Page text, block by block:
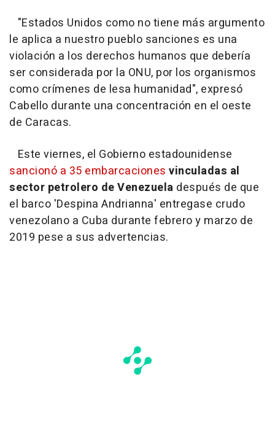
"Estados Unidos como no tiene más argumento
le aplica a nuestro pueblo sanciones es una
violación a los derechos humanos que debería
ser considerada por la ONU, por los organismos
como crímenes de lesa humanidad", expresó
Cabello durante una concentración en el oeste
de Caracas.
Este viernes, el Gobierno estadounidense
sancionó a 35 embarcaciones vinculadas al
sector petrolero de Venezuela después de que
el barco 'Despina Andrianna' entregase crudo
venezolano a Cuba durante febrero y marzo de
2019 pese a sus advertencias.